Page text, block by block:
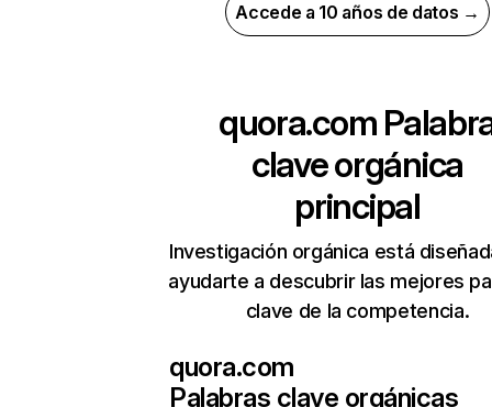
Accede a 10 años de datos →
quora.com
clave orgánica
principal
Investigación orgánica está
ayudarte a descubrir las mejores
clave de la competencia.
quora.com
Palabras clave orgánicas